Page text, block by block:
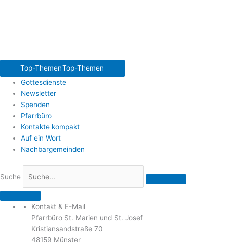
Top-ThemenTop-Themen
Gottesdienste
Newsletter
Spenden
Pfarrbüro
Kontakte kompakt
Auf ein Wort
Nachbargemeinden
Suche
Kontakt & E-Mail
Pfarrbüro St. Marien und St. Josef
Kristiansandstraße 70
48159 Münster